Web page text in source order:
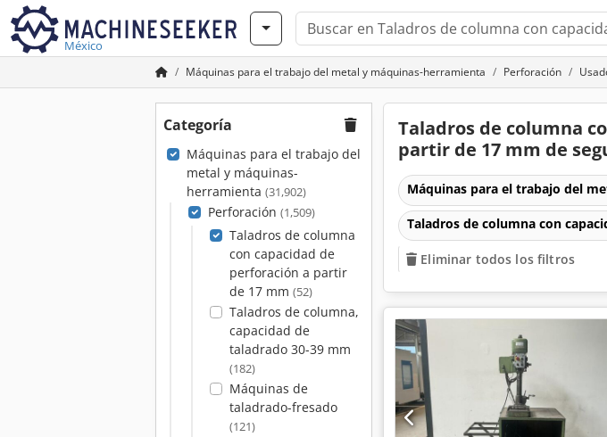
México
Máquinas para el trabajo del metal y máquinas-herramienta Perforación
Categoría
Máquinas para el trabajo del
metal y máquinas-
herramienta (31,902)
Perforación (1,509)
Taladros de columna
con capacidad de
perforación a partir
de 17 mm (52)
Taladros de columna,
capacidad de
taladrado 30-39 mm
(182)
Máquinas de
taladrado-fresado
(121)
Taladros de columna
partir de 17 mm de
Máquinas para el trabajo del
Taladros de columna con
Eliminar todos los filtros